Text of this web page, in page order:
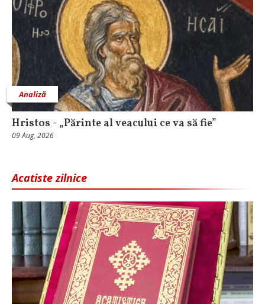
Analiză
Hristos - „Părinte al veacului ce va să fie”
09 Aug, 2026
Acatiste zilnice